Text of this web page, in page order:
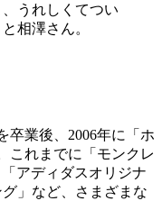
うれしくてつい
相澤さん。
卒業後、2006年に「ホ
これまでに「モンクレ
アディダスオリジナ
」など、さまざまな